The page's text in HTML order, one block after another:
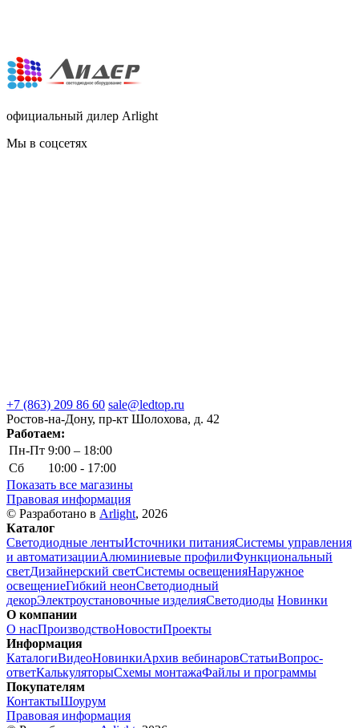
официальный дилер Arlight
Мы в соцсетях
+7 (863) 209 86 60 sale@ledtop.ru
Ростов-на-Дону, пр-кт Шолохова, д. 42
Работаем:
Пн-Пт 9:00 – 18:00
Сб
10:00 - 17:00
Показать все магазины
Правовая информация
© Разработано в Arlight, 2026
Каталог
Светодиодные лентыИсточники питанияСистемы управления
и автоматизацииАлюминиевые профилиФункциональный
светДизайнерский светСистемы освещенияНаружное
освещениеГибкий неонСветодиодный
декорЭлектроустановочные изделияСветодиоды Новинки
О компании
О насПроизводствоНовостиПроекты
Информация
КаталогиВидеоНовинкиАрхив вебинаровСтатьиВопрос-
ответКалькуляторыСхемы монтажаФайлы и программы
Покупателям
КонтактыШоурум
Правовая информация